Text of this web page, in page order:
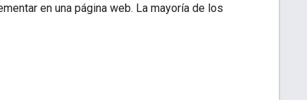
en una página web. La mayoría de los